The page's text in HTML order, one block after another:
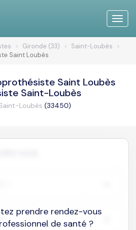
Toggle
Gironde (33)
Saint-Loubès
Saint Loubès
Saint Loubès
Saint-Loubès
Loubès (33450)
prendre rendez-vous
de santé ?